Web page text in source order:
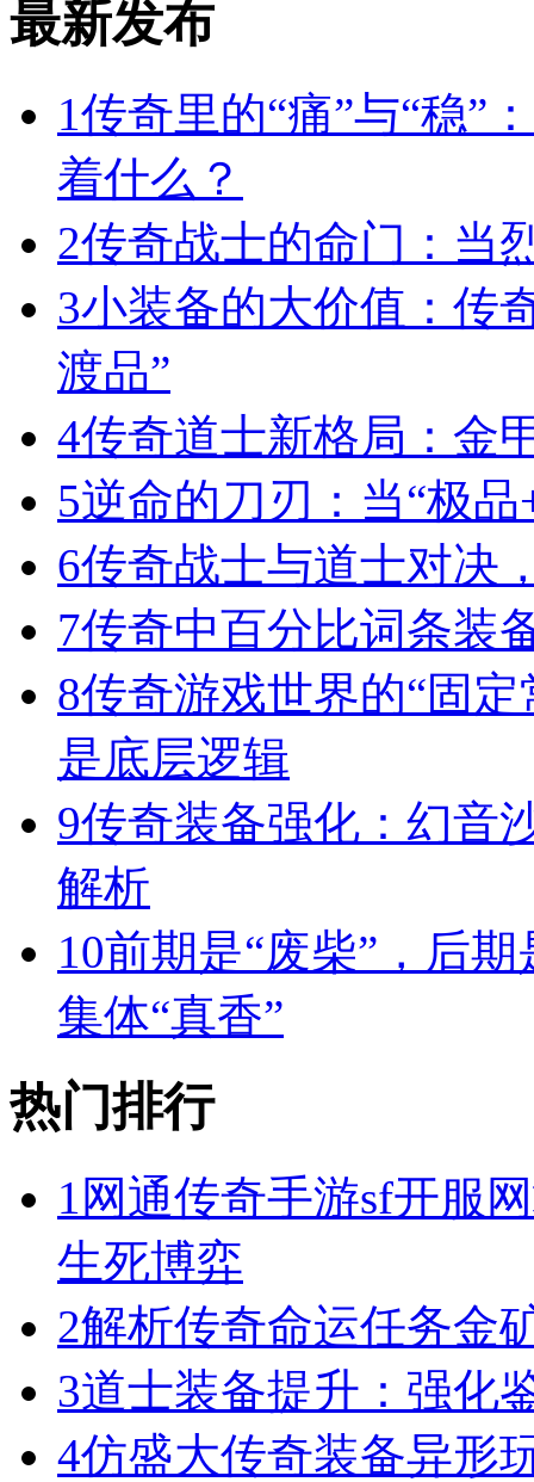
最新发布
1传奇里的“痛”与“稳”
着什么？
2传奇战士的命门：当
3小装备的大价值：传
渡品”
4传奇道士新格局：金
5逆命的刀刃：当“极
6传奇战士与道士对决
7传奇中百分比词条装
8传奇游戏世界的“固
是底层逻辑
9传奇装备强化：幻音
解析
10前期是“废柴”，后
集体“真香”
热门排行
1 网通传奇手游sf开服
生死博弈
2解析传奇命运任务金
3道士装备提升：强化
4仿盛大传奇装备异形